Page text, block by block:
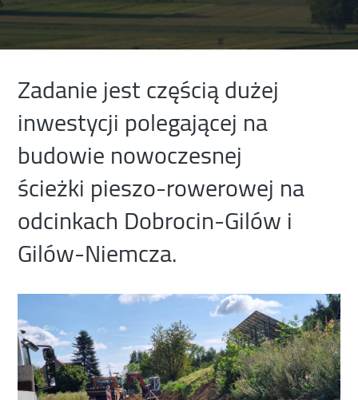
Zadanie jest częścią dużej
inwestycji polegającej na
budowie nowoczesnej
ścieżki pieszo-rowerowej na
odcinkach Dobrocin-Gilów i
Gilów-Niemcza.